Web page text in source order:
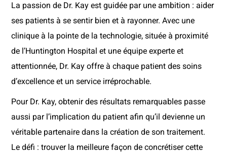
La passion de Dr. Kay est guidée par une ambition : aider
ses patients à se sentir bien et à rayonner. Avec une
clinique à la pointe de la technologie, située à proximité
de l’Huntington Hospital et une équipe experte et
attentionnée, Dr. Kay offre à chaque patient des soins
d’excellence et un service irréprochable.
Pour Dr. Kay, obtenir des résultats remarquables passe
aussi par l’implication du patient afin qu’il devienne un
véritable partenaire dans la création de son traitement.
Le défi : trouver la meilleure façon de concrétiser cette